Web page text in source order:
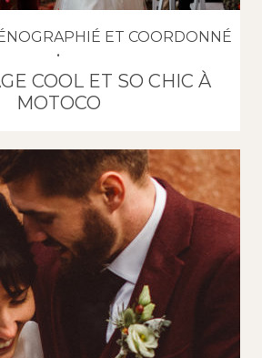
ET COORDONNÉ
COOL ET SO CHIC À
MOTOCO